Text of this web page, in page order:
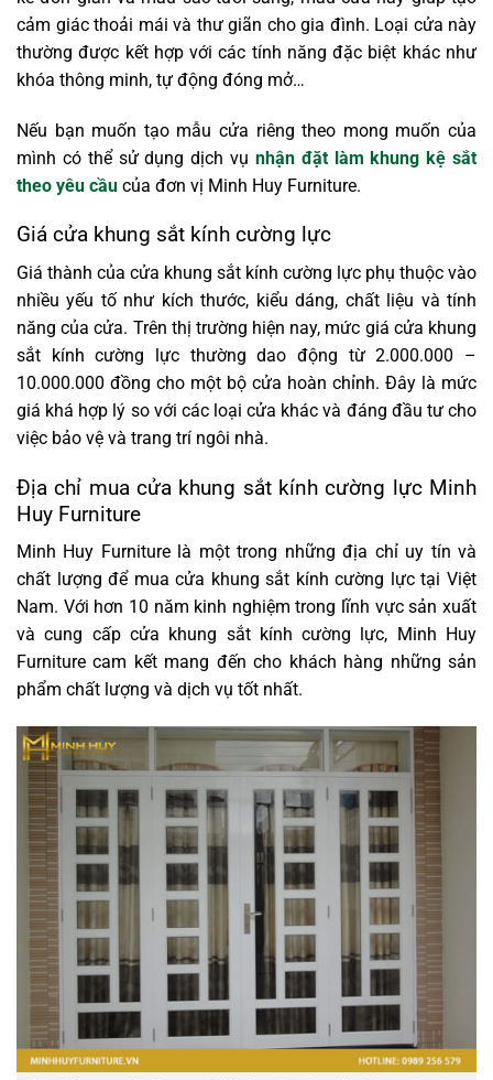
cảm giác thoải mái và thư giãn cho gia đình. Loại cửa này
thường được kết hợp với các tính năng đặc biệt khác như
khóa thông minh, tự động đóng mở…
Nếu bạn muốn tạo mẫu cửa riêng theo mong muốn của
mình có thể sử dụng dịch vụ nhận đặt làm khung kệ sắt
theo yêu cầu của đơn vị Minh Huy Furniture.
Giá cửa khung sắt kính cường lực
Giá thành của cửa khung sắt kính cường lực phụ thuộc vào
nhiều yếu tố như kích thước, kiểu dáng, chất liệu và tính
năng của cửa. Trên thị trường hiện nay, mức giá cửa khung
sắt kính cường lực thường dao động từ 2.000.000 –
10.000.000 đồng cho một bộ cửa hoàn chỉnh. Đây là mức
giá khá hợp lý so với các loại cửa khác và đáng đầu tư cho
việc bảo vệ và trang trí ngôi nhà.
Địa chỉ mua cửa khung sắt kính cường lực Minh
Huy Furniture
Minh Huy Furniture là một trong những địa chỉ uy tín và
chất lượng để mua cửa khung sắt kính cường lực tại Việt
Nam. Với hơn 10 năm kinh nghiệm trong lĩnh vực sản xuất
và cung cấp cửa khung sắt kính cường lực, Minh Huy
Furniture cam kết mang đến cho khách hàng những sản
phẩm chất lượng và dịch vụ tốt nhất.